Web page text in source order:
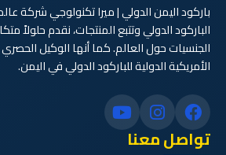
باركود اليمن الدولي | ميرا تكنولوجي شركة
الباركود الدولي وتتبع المنتجات، نقدم حلولاً
الجنسيات حول العالم. كما أنها الوكيل
الأمريكية الدولية للباركود الدولي في اليمن.
تواصل معنا